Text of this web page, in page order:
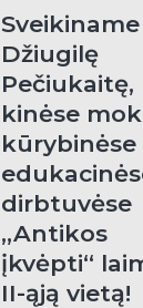
Sveikiname
Džiugilę
Pečiukaitę,
kinėse
kūrybinėse
dirbtuvėse
„Antikos
įkvėpti“
II-ąją vietą!